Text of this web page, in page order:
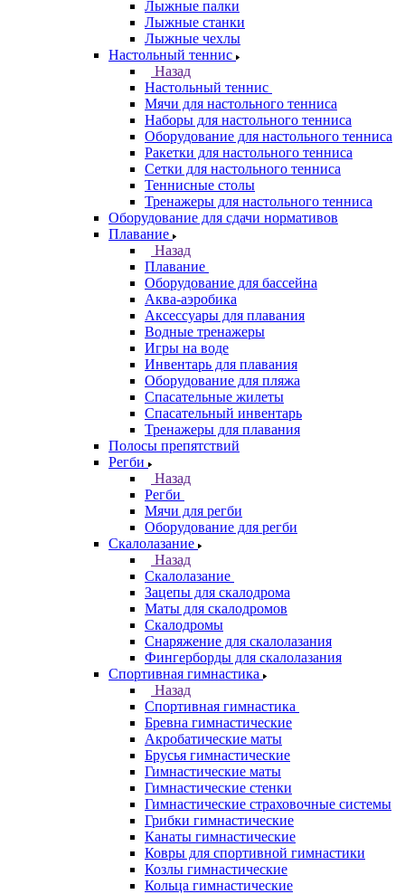
Лыжные палки
Лыжные станки
Лыжные чехлы
Настольный теннис
Назад
Настольный теннис
Мячи для настольного тенниса
Наборы для настольного тенниса
Оборудование для настольного тенниса
Ракетки для настольного тенниса
Сетки для настольного тенниса
Теннисные столы
Тренажеры для настольного тенниса
Оборудование для сдачи нормативов
Плавание
Назад
Плавание
Оборудование для бассейна
Аква-аэробика
Аксессуары для плавания
Водные тренажеры
Игры на воде
Инвентарь для плавания
Оборудование для пляжа
Спасательные жилеты
Спасательный инвентарь
Тренажеры для плавания
Полосы препятствий
Регби
Назад
Регби
Мячи для регби
Оборудование для регби
Скалолазание
Назад
Скалолазание
Зацепы для скалодрома
Маты для скалодромов
Скалодромы
Снаряжение для скалолазания
Фингерборды для скалолазания
Спортивная гимнастика
Назад
Спортивная гимнастика
Бревна гимнастические
Акробатические маты
Брусья гимнастические
Гимнастические маты
Гимнастические стенки
Гимнастические страховочные системы
Грибки гимнастические
Канаты гимнастические
Ковры для спортивной гимнастики
Козлы гимнастические
Кольца гимнастические